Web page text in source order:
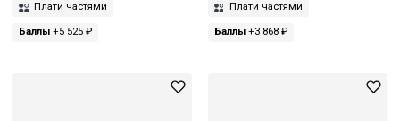
Плати частями
Баллы +5 525 ₽
Плати частями
Баллы+3 868 ₽